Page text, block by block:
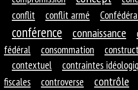
conflit conflit armé
conférence connaissance
fédéral
consommation
contextuel
contraintes
fiscales
controverse contrôle